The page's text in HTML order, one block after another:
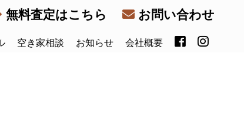
無料査定はこちら お問い合わせ
空き家相談 お知らせ 会社概要